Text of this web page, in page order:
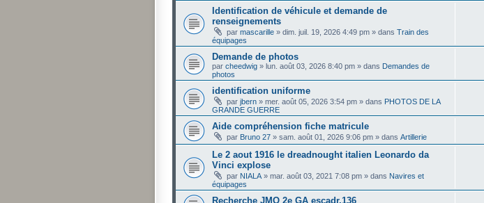
Identification de véhicule et demande de
renseignements
par mascarille » dim. juil. 19, 2026 4:49 pm » dans Train des
équipages
Demande de photos
par cheedwig » lun. août 03, 2026 8:40 pm » dans Demandes de
photos
identification uniforme
par jbern » mer. août 05, 2026 3:54 pm » dans PHOTOS DE LA
GRANDE GUERRE
Aide compréhension fiche matricule
par Bruno 27 » sam. août 01, 2026 9:06 pm » dans Artillerie
Le 2 aout 1916 le dreadnought italien Leonardo da
Vinci explose
par NIALA » mar. août 03, 2021 7:08 pm » dans Navires et
équipages
Recherche JMO 2e GA escadr.136